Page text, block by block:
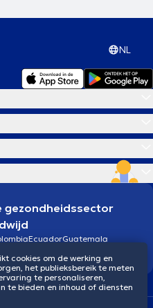
NL
gezondheidssector
EcuadorGuatemala
cookies om de werking en
het publieksbereik te meten
te personaliseren,
te bieden en inhoud of diensten